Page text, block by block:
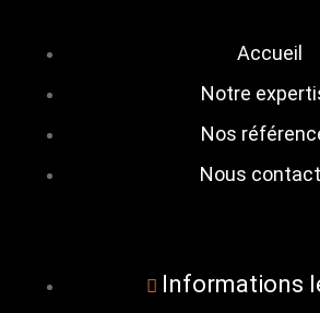
Accueil
Notre
Nos
Nous
Informations